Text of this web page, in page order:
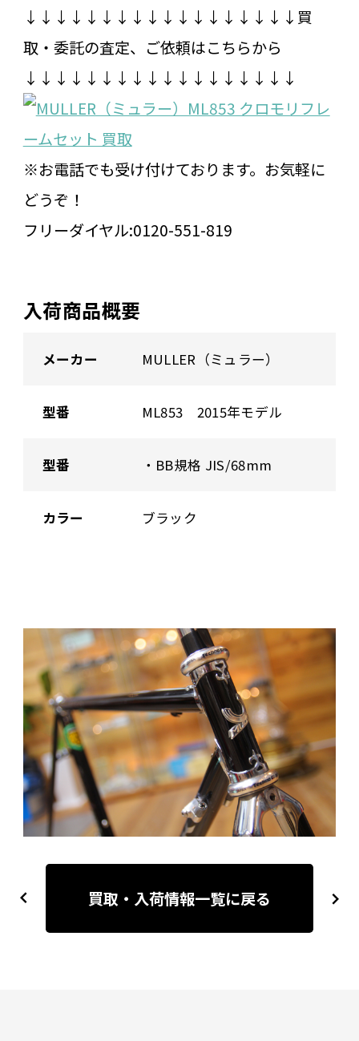
↓↓↓↓↓↓↓↓↓↓↓↓↓↓↓↓↓↓買
取・委託の査定、ご依頼はこちらから
↓↓↓↓↓↓↓↓↓↓↓↓↓↓↓↓↓↓
※お電話でも受け付けております。お気軽に
どうぞ！
フリーダイヤル:0120-551-819
入荷商品概要
メーカー MULLER（ミュラー）
型番 ML853 2015年モデル
型番 ・BB規格 JIS/68mm
カラー ブラック
稿
previous next
買取・入荷情報一覧に戻る